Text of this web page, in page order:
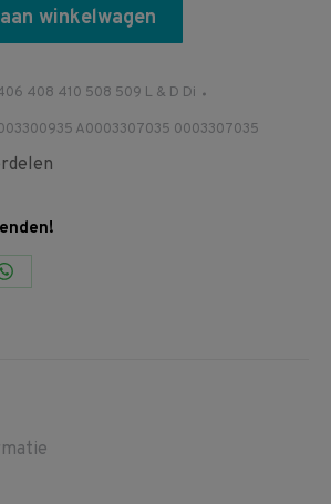
winkelwagen
408 410 508 509 L & D Di
A0003307035 0003307035
Share